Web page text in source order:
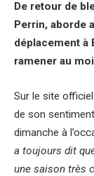
De retour de
Perrin, aborde
déplacement à
ramener au
Sur le site officiel
de son
dimanche à
a toujours dit
une saison très